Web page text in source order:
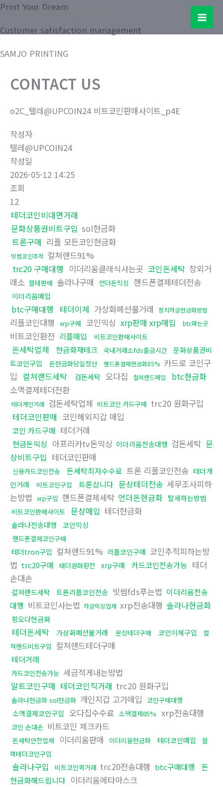
콘
츠
건
Samjo Printing Co. LTD.
Main
Print Your Dream
Customer satisfaction management
SAMJO PRINTING
CONTACT US
o2C_텔레@UPCOIN24 비트코인판매사이트_p4E
작성자
텔레@UPCOIN24
작성일
2026-05-12 14:25
조회
12
테더코인비대면거래
문화상품권비트구입 sol현금화
트론구매 리플 모든코인현금화
빗썸코인추적 컬쳐랜드91%
trc20 구매대행 이더리움클레식사는곳 코인돈세탁 장외거
래소 블테판매 솔라나구매 언더돈믹싱 핸드폰결제테더전송
이더리움매입
btc구매대행 테더이체 가상화폐선물거래 정치자금현금화방법
리플코인대행 xrp구매 코인믹싱 xrp판매 xrp매입 btc파는곳
비트코인환전 리플매입 비트코인판매사이트
돈세탁업체 현금화재테크 국내거래소fds출금시간
문화상품권비
트코인구입
돈현금화당일정산 핸드폰결제현금화85% 카드로 코인구
입 컬쳐랜드세탁 검돈세탁 오다집 컬쳐랜드매입
btc현금화
소액결제테더전환
테더개인거래 검돈세탁업체 비트코인 카드구매 trc20 원화구입
테더코인판매 코인해외지갑 매입
코인 카드구매 테더거래
현금돈믹싱 아프리카tv돈믹싱 이더리움전송대행 검돈세탁 문
상비트구입 테더코인판매
신용카드코인전송 돈세탁최저수수료 트론 리플코인전송 테더개
인거래
비트코인구입 트론삽니다 문상테더전송 세무조사피하
는방법 xrp구입 핸드폰결제세탁 언더돈현금화 탈세하는방법
비트코인판매사이트 문상매입 테더현금화
솔라나전송대행 코인믹싱
핸드폰결제코인구매
테더tron구입 컬쳐랜드91% 리플코인구매 코인추적피하는방
법 trc20구매 태더원화환전 xrp구매 카드코인전송가능 테더
손대손
컬쳐랜드세탁 트론리플코인전송 빗썸fds푸는법 이더리움전송
대행 비트코인사는법 자금믹싱업체 xrp전송대행 솔라나현금화
핑오다현금화
테더돈세탁 가상화폐선물거래 문상테더구매 코인이체구입
컬
쳐랜드비트구입 컬쳐랜드테더구매
테더거래
카드코인전송가능 세금적게내는방법
알트코인구매 테더코인직거래 trc20 원화구입
솔라나현금화 sol현금화 개인지갑 고가매입 코인구매대행
소액결제코인구입 오다집수수료 소액결제85% xrp전송대행
코인 손대손 비트코인 체크카드
돈세탁안전업체 이더리움판매 이더리움현금화 테더코인매입
블
랙테더코인구입
솔라나구입 비트코인퀵거래 trc20전송대행 btc구매대행
돈
현금화해드립니다 이더리움메타마스크